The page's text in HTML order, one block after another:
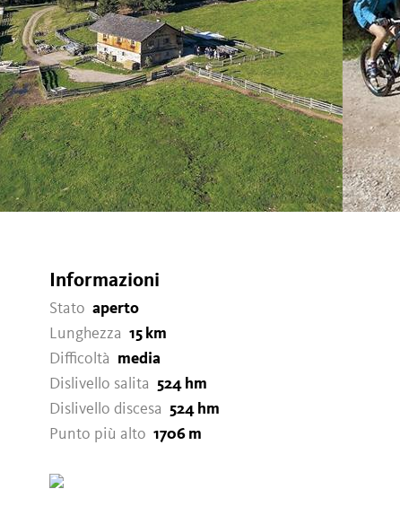
Informazioni
Stato aperto
Lunghezza 15 km
Difficoltà media
Dislivello salita 524 hm
Dislivello discesa 524 hm
Punto più alto 1706 m